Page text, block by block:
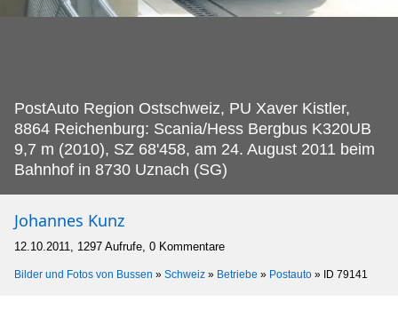
PostAuto Region Ostschweiz, PU Xaver Kistler,
8864 Reichenburg: Scania/Hess Bergbus K320UB
9,7 m (2010), SZ 68'458, am 24. August 2011 beim
Bahnhof in 8730 Uznach (SG)
Johannes Kunz
12.10.2011, 1297 Aufrufe, 0 Kommentare
Bilder und Fotos von Bussen » Schweiz » Betriebe » Postauto » ID 79141